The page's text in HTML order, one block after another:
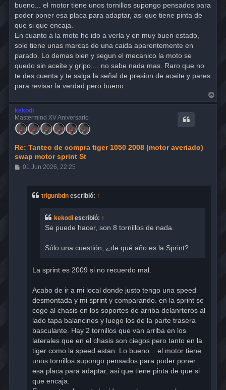
bueno... el motor tiene unos tornillos supongo pensados para
poder poner esa placa para adaptar, asi que tiene pinta de
que si que encaja.
En cuanto a la moto he ido a verla y en muy buen estado,
solo tiene unas marcas de una caida aparentemente en
parado. Lo demas bien y segun el mecanico la moto se
quedo sin aceite y gripo.... no sabe nada mas. Raro que no
te des cuenta y te salga la señal de presion de aceite y pares
para revisar la verdad pero bueno.
r
kekodi
Mastermind XV Aniversario
Re: Tanteo de compra tiger 1050 2008 (motor averiado)
swap motor sprint St
M
01 Jun 2026, 22:25
trigunbdn escribió: ↑
kekodi escribió: ↑
Se puede hacer, son 8 tornillos de nada.
Sólo una cuestión, ¿de qué año es la Sprint?
La sprint es 2009 si no recuerdo mal.
Acabo de ir a mi local donde justo tengo una speed
desmontada y mi sprint y comparando. en la sprint se
coge al chasis en los soportes de arriba delanrteros al
lado tapa balancines y luego los de la parte trasera
basculante. Hay 2 tornillos que van arriba en los
laterales que en el chasis son ciegos pero tanto en la
tiger como la speed estan. Lo bueno... el motor tiene
unos tornillos supongo pensados para poder poner
esa placa para adaptar, asi que tiene pinta de que si
que encaja.